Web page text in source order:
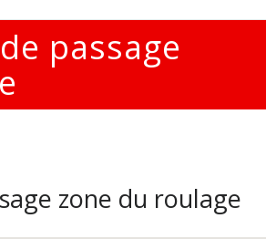
passage
zone du roulage